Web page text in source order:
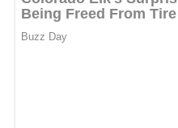
1 Gläschen Weinbrand
250 g Butter